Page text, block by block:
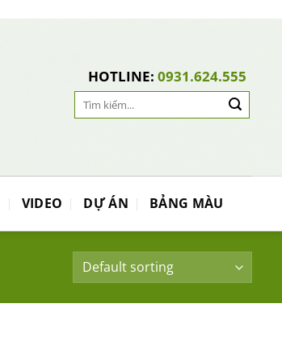
HOTLINE: 0931.624.555
Search
VIDEO DỰ ÁN BẢNG MÀU